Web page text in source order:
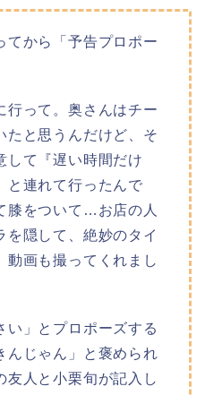
てから「予告プロポー
行って。奥さんはチー
たと思うんだけど、そ
して『遅い時間だけ
と連れて行ったんで
膝をついて…お店の人
を隠して、絶妙のタイ
動画も撮ってくれまし
い」とプロポーズする
んじゃん」と褒められ
友人と小栗旬が記入し